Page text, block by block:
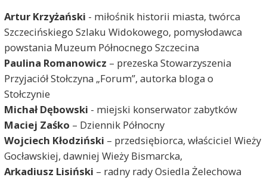
Artur Krzyżański - miłośnik historii miasta, twórca
Szczecińskiego Szlaku Widokowego, pomysłodawca
powstania Muzeum Północnego Szczecina
Paulina Romanowicz – prezeska Stowarzyszenia
Przyjaciół Stołczyna „Forum”, autorka bloga o
Stołczynie
Michał Dębowski - miejski konserwator zabytków
Maciej Zaśko – Dziennik Północny
Wojciech Kłodziński – przedsiębiorca, właściciel Wieży
Gocławskiej, dawniej Wieży Bismarcka,
Arkadiusz Lisiński – radny rady Osiedla Żelechowa